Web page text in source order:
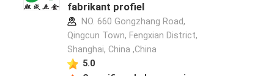
fabrikant profiel
NO. 660 Gongzhang Road,
Qingcun Town, Fengxian District,
Shanghai, China ,China
5.0